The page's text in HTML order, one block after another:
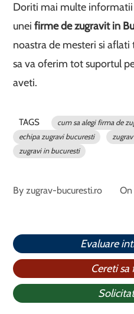
Doriti mai multe informatii
unei firme de zugravit in
noastra de mesteri si
sa va oferim tot suportul
aveti.
TAGS
cum sa alegi firma de
echipa zugravi bucuresti
zugravi in bucuresti
Byzugrav-bucuresti.ro On
Evaluare
Cereti